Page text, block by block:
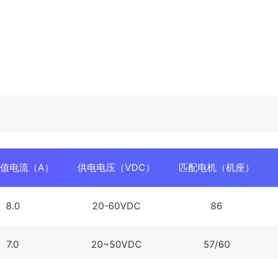
电流（A） 供电电压（VDC） 匹配电机（机座）
8.0 20-60VDC 86
7.0 20~50VDC 57/60